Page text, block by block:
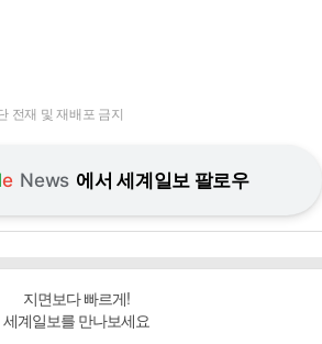
전재 및 재배포 금지
le News 에서 세계일보 팔로우
지면보다 빠르게!
세계일보를 만나보세요